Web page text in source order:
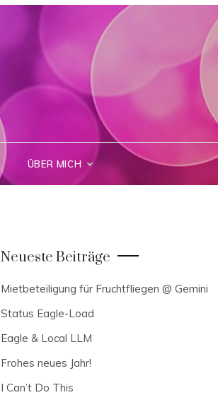
ÜBER MICH
Neueste Beiträge
Mietbeteiligung für Fruchtfliegen @ Gemini
Status Eagle-Load
Eagle & Local LLM
Frohes neues Jahr!
I Can’t Do This